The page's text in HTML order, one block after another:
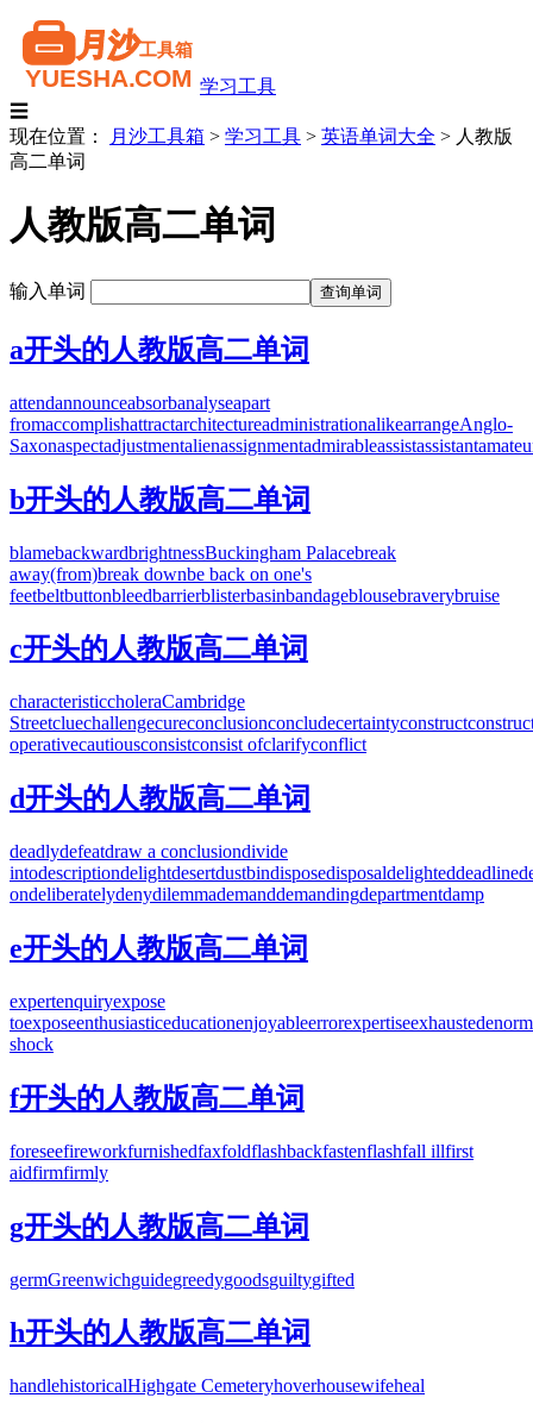
学习工具
☰
现在位置：
月沙工具箱 > 学习工具 > 英语单词大全 > 人教版
高二单词
人教版高二单词
输入单词
a开头的人教版高二单词
attendannounceabsorbanalyseapart
fromaccomplishattractarchitectureadministrationalikearrangeAnglo-
Saxonaspectadjustmentalienassignmentadmirableassistassistant
b开头的人教版高二单词
blamebackwardbrightnessBuckingham Palacebreak
away(from)break downbe back on one's
feetbeltbuttonbleedbarrierblisterbasinbandageblousebraverybruise
c开头的人教版高二单词
characteristiccholeraCambridge
Streetcluechallengecureconclusionconcludecertaintyconstruct
operativecautiousconsistconsist ofclarifyconflict
d开头的人教版高二单词
deadlydefeatdraw a conclusiondivide
intodescriptiondelightdesertdustbindisposedisposaldelighteddeadline
ondeliberatelydenydilemmademanddemandingdepartmentdamp
e开头的人教版高二单词
expertenquiryexpose
toexposeenthusiasticeducationenjoyableerrorexpertiseexhausted
shock
f开头的人教版高二单词
foreseefireworkfurnishedfaxfoldflashbackfastenflashfall illfirst
aidfirmfirmly
g开头的人教版高二单词
germGreenwichguidegreedygoodsguiltygifted
h开头的人教版高二单词
handlehistoricalHighgate Cemeteryhoverhousewifeheal